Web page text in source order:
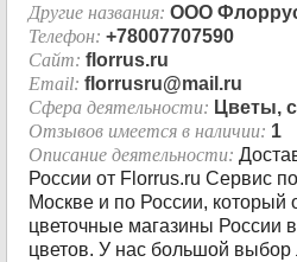
Другие названия: OOO
Телефон: +78007707590
Сайт: florrus.ru
Email: florrusru@mail.ru
Сфера деятельности: Цветы,
Отзывов имеется в наличии: 1
Описание деятельности:
России от Florrus.ru Сервис
Москве и по России, который
цветочные магазины России
цветов. У нас большой